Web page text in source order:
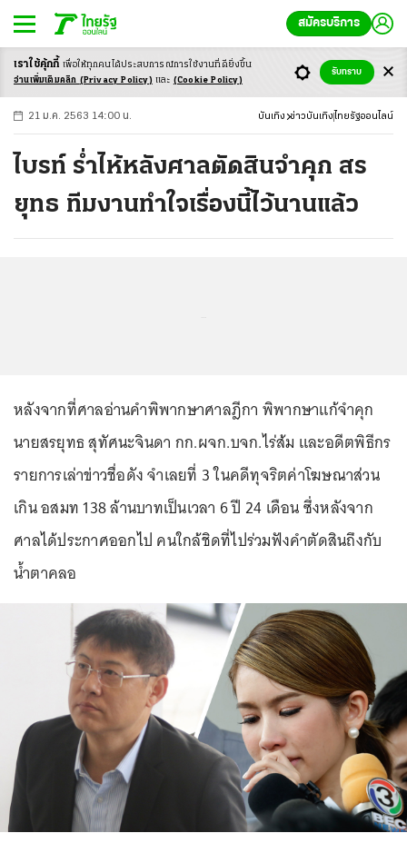
สมัครบริการ
-ก ก ก+
21 ม.ค. 2563 14:00 น. บันเทิง ข่าวบันเทิง ไทยรัฐออนไลน์
ไบรท์ ร่ำไห้หลังศาลตัดสินจำคุก สร
ยุทธ ทีมงานทำใจเรื่องนี้ไว้นานแล้ว
หลังจากที่ศาลอ่านคำพิพากษาศาลฎีกา พิพากษาแก้จำคุก
นายสรยุทธ สุทัศนะจินดา กก.ผจก.บจก.ไร่ส้ม และอดีตพิธีกร
รายการเล่าข่าวชื่อดัง จำเลยที่ 3 ในคดีทุจริตค่าโฆษณาส่วน
เกิน อสมท 138 ล้านบาทเป็นเวลา 6 ปี 24 เดือน ซึ่งหลังจาก
ศาลได้ประกาศออกไป คนใกล้ชิดที่ไปร่วมฟังคำตัดสินถึงกับ
น้ำตาคลอ
เราใช้คุ้กกี้ เพื่อให้ทุกคนได้ประสบการณ์การใช้งานที่ดียิ่งขึ้น
อ่านเพิ่มเติมคลิก (Privacy Policy) และ (Cookie Policy)
รับทราบ